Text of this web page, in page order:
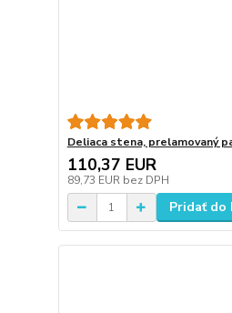
Deliaca stena, prelamovaný
110,37 EUR
89,73 EUR bez DPH
Pridať do